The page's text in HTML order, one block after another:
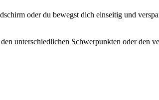
oder du bewegst dich einseitig und
unterschiedlichen Schwerpunkten oder den